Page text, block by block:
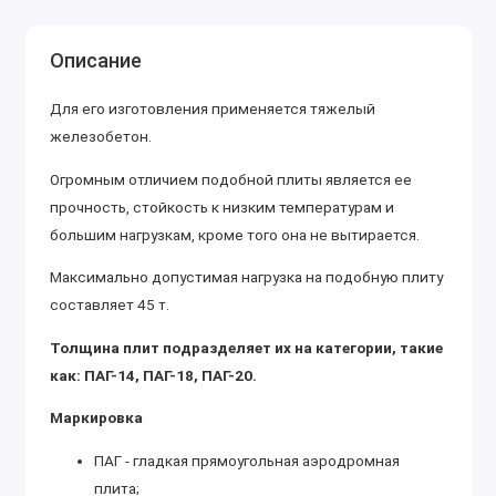
Описание
Для его изготовления применяется тяжелый
железобетон.
Огромным отличием подобной плиты является ее
прочность, стойкость к низким температурам и
большим нагрузкам, кроме того она не вытирается.
Максимально допустимая нагрузка на подобную плиту
составляет 45 т.
Толщина плит подразделяет их на категории, такие
как: ПАГ-14, ПАГ-18, ПАГ-20.
Маркировка
ПАГ - гладкая прямоугольная аэродромная
плита;